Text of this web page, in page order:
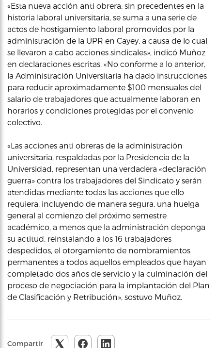
«Esta nueva acción anti obrera, sin precedentes en la
historia laboral universitaria, se suma a una serie de
actos de hostigamiento laboral promovidos por la
administración de la UPR en Cayey, a causa de lo cual
se llevaron a cabo acciones sindicales», indicó Muñoz
en declaraciones escritas. «No conforme a lo anterior,
la Administración Universitaria ha dado instrucciones
para reducir aproximadamente $100 mensuales del
salario de trabajadores que actualmente laboran en
horarios y condiciones protegidas por el convenio
colectivo.
«Las acciones anti obreras de la administración
universitaria, respaldadas por la Presidencia de la
Universidad, representan una verdadera «declaración
guerra» contra los trabajadores del Sindicato y serán
atendidas mediante todas las acciones que ello
requiera, incluyendo de manera segura, una huelga
general al comienzo del próximo semestre
académico, a menos que la administración deponga
su actitud, reinstalando a los 16 trabajadores
despedidos, el otorgamiento de nombramientos
permanentes a todos aquellos empleados que hayan
completado dos años de servicio y la culminación del
proceso de negociación para la implantación del Plan
de Clasificación y Retribución», sostuvo Muñoz.
Compartir